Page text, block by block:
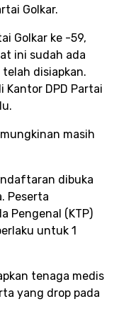
Golkar.
Golkar ke -59,
ini sudah ada
disiapkan.
DPD Partai
masih
dibuka
Peserta
Pengenal (KTP)
untuk 1
tenaga medis
yang drop pada